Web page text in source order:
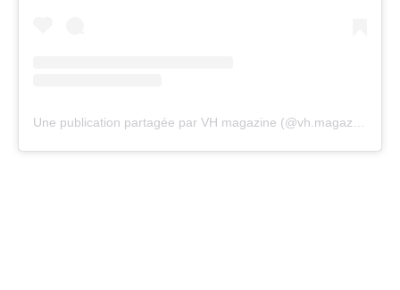
Une publication partagée par VH magazine (@vh.magazine)